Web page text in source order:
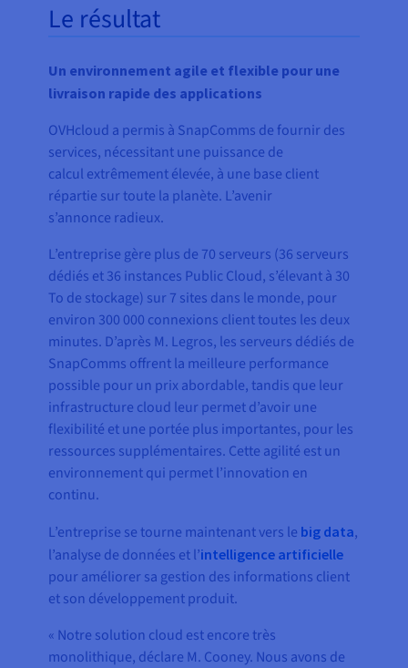
Le résultat
Un environnement agile et flexible pour une
livraison rapide des applications
OVHcloud a permis à SnapComms de fournir des
services, nécessitant une puissance de
calcul extrêmement élevée, à une base client
répartie sur toute la planète. L’avenir
s’annonce radieux.
L’entreprise gère plus de 70 serveurs (36 serveurs
dédiés et 36 instances Public Cloud, s’élevant à 30
To de stockage) sur 7 sites dans le monde, pour
environ 300 000 connexions client toutes les deux
minutes. D’après M. Legros, les serveurs dédiés de
SnapComms offrent la meilleure performance
possible pour un prix abordable, tandis que leur
infrastructure cloud leur permet d’avoir une
flexibilité et une portée plus importantes, pour les
ressources supplémentaires. Cette agilité est un
environnement qui permet l’innovation en
continu.
L’entreprise se tourne maintenant vers le big data,
l’analyse de données et l’intelligence artificielle
pour améliorer sa gestion des informations client
et son développement produit.
« Notre solution cloud est encore très
monolithique, déclare M. Cooney. Nous avons de